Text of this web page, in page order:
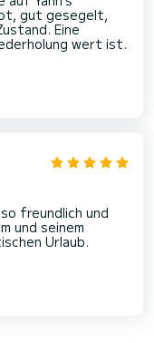
gut gesegelt,
Eine
freundlich und
und seinem